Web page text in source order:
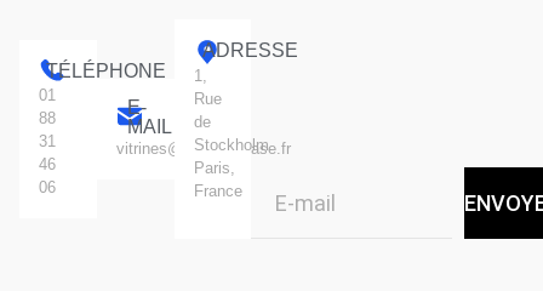
TÉLÉPHONE
01
88
31
46
06
E-
MAIL
vitrines@standingcase.fr
ADRESSE
1,
Rue
de
Stockholm.
Paris,
France